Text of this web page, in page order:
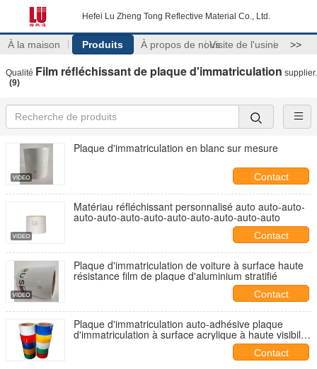
Hefei Lu Zheng Tong Reflective Material Co., Ltd.
À la maison Produits À propos de nousVisite de l'usine >>
Qualité Film réfléchissant de plaque d'immatriculation supplier.
(9)
Plaque d'immatriculation en blanc sur mesure
Contact
Matériau réfléchissant personnalisé auto auto-auto-
auto-auto-auto-auto-auto-auto-auto-auto-auto
Contact
Plaque d'immatriculation de voiture à surface haute
résistance film de plaque d'aluminium stratifié
Contact
Plaque d'immatriculation auto-adhésive plaque
d'immatriculation à surface acrylique à haute visibilité
Contact